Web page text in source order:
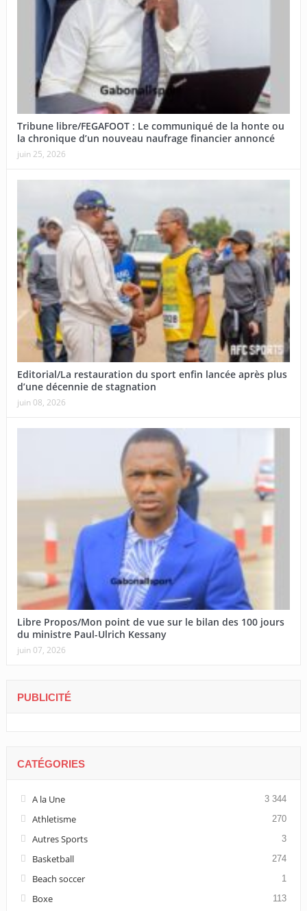
Tribune libre/FEGAFOOT : Le communiqué de la honte ou
la chronique d’un nouveau naufrage financier annoncé
juin 25, 2026
Editorial/La restauration du sport enfin lancée après plus
d’une décennie de stagnation
juin 08, 2026
Libre Propos/Mon point de vue sur le bilan des 100 jours
du ministre Paul-Ulrich Kessany
juin 07, 2026
PUBLICITÉ
CATÉGORIES
A la Une 3 344
Athletisme 270
Autres Sports 3
Basketball 274
Beach soccer 1
Boxe 113